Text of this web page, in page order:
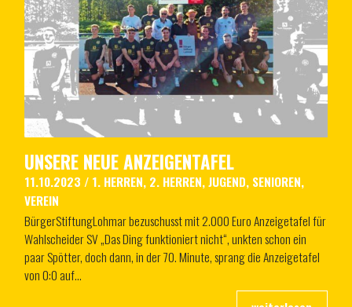
UNSERE NEUE ANZEIGENTAFEL
11.10.2023 / 1. HERREN, 2. HERREN,JUGEND, SENIOREN,
VEREIN
BürgerStiftungLohmar bezuschusst mit 2.000 Euro Anzeigetafel für
Wahlscheider SV „Das Ding funktioniert nicht“, unkten schon ein
paar Spötter, doch dann, in der 70. Minute, sprang die Anzeigetafel
von 0:0 auf…